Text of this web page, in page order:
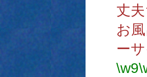
丈
お
ー
\w9